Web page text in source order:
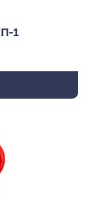
1